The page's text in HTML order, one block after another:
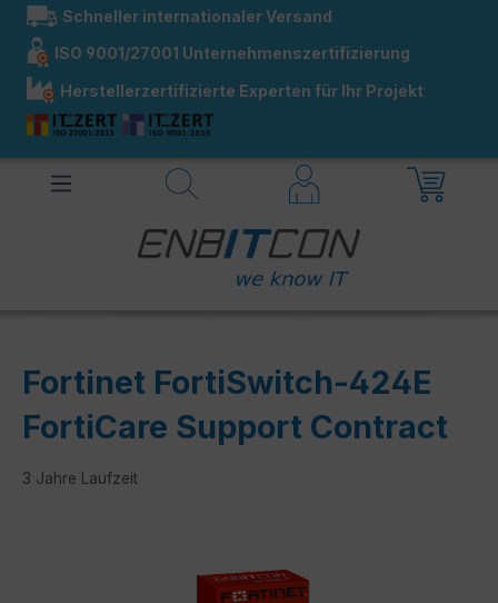
springen
Schneller internationaler Versand
ISO 9001/27001 Unternehmenszertifizierung
Herstellerzertifizierte Experten für Ihr Projekt
Fortinet FortiSwitch-424E
FortiCare Support Contract
3 Jahre Laufzeit